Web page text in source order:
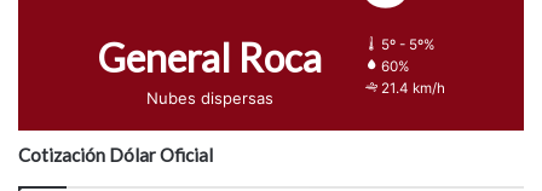
General Roca
Nubes dispersas
5º - 5º%
60%
21.4 km/h
Cotización Dólar Oficial